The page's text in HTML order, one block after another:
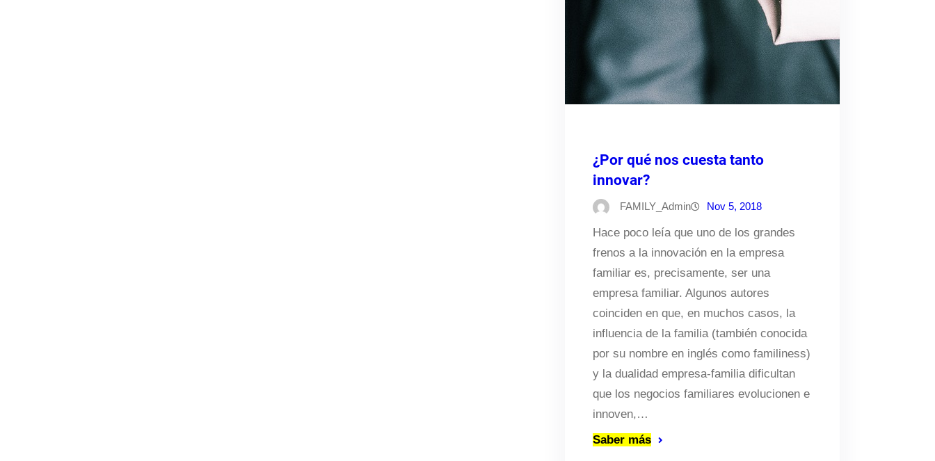
¿Por qué nos cuesta tanto
innovar?
FAMILY_Admin Nov 5, 2018
Hace poco leía que uno de los grandes
frenos a la innovación en la empresa
familiar es, precisamente, ser una
empresa familiar. Algunos autores
coinciden en que, en muchos casos, la
influencia de la familia (también conocida
por su nombre en inglés como familiness)
y la dualidad empresa-familia dificultan
que los negocios familiares evolucionen e
innoven,…
Saber más